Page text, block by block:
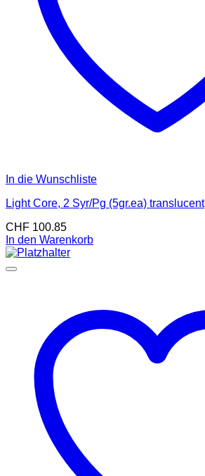
In die Wunschliste
Light Core, 2 Syr/Pg (5gr.ea) translucent
CHF 100.85
In den Warenkorb